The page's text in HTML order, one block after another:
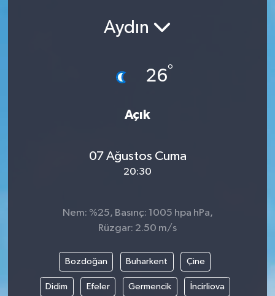
Aydın
26°
Açık
07 Ağustos Cuma
20:30
Nem: %25, Basınç: 1005 hpa hPa,
Rüzgar: 2.50 m/s
Bozdoğan Buharkent Çine
Didim Efeler Germencik İncirliova